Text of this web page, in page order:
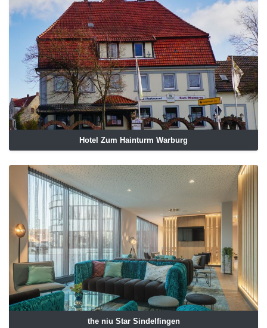
Hotel Zum Hainturm Warburg
the niu Star Sindelfingen